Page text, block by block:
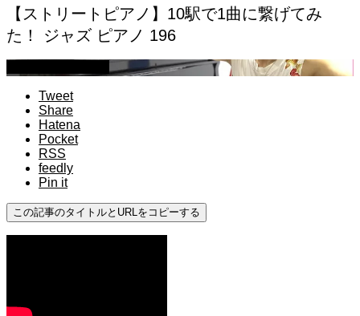
【ストリートピアノ】10駅で1曲に繋げてみ
た！ ジャズ ピアノ 196
Tweet
Share
Hatena
Pocket
RSS
feedly
Pin it
この記事のタイトルとURLをコピーする